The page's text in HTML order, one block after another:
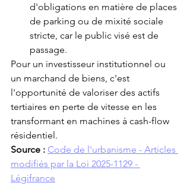
d'obligations en matière de places
de parking ou de mixité sociale
stricte, car le public visé est de
passage.
Pour un investisseur institutionnel ou
un marchand de biens, c'est
l'opportunité de valoriser des actifs
tertiaires en perte de vitesse en les
transformant en machines à cash-flow
résidentiel.
Source : Code de l'urbanisme - Articles
modifiés par la Loi 2025-1129 -
Légifrance